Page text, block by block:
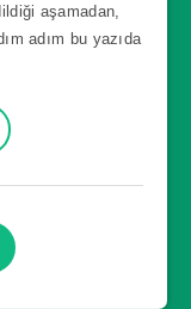
aşamadan,
adım bu yazıda